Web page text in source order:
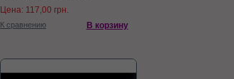
Цена: 117,00 грн.
К сравнению В корзину